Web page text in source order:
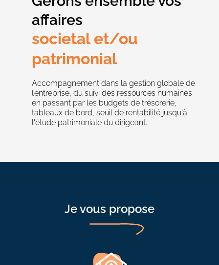
affaires
societal et/ou
patrimonial
Accompagnement dans la gestion globale de
l’entreprise, du suivi des ressources humaines
en passant par les budgets de trésorerie,
tableaux de bord, seuil de rentabilité jusqu'à
l'étude patrimoniale du dirigeant.
Je vous propose